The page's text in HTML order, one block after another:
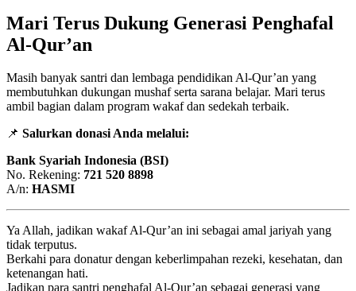
Mari Terus Dukung Generasi Penghafal
Al-Qur’an
Masih banyak santri dan lembaga pendidikan Al-Qur’an yang
membutuhkan dukungan mushaf serta sarana belajar. Mari terus
ambil bagian dalam program wakaf dan sedekah terbaik.
📌 Salurkan donasi Anda melalui:
Bank Syariah Indonesia (BSI)
No. Rekening: 721 520 8898
A/n: HASMI
Ya Allah, jadikan wakaf Al-Qur’an ini sebagai amal jariyah yang
tidak terputus.
Berkahi para donatur dengan keberlimpahan rezeki, kesehatan, dan
ketenangan hati.
Jadikan para santri penghafal Al-Qur’an sebagai generasi yang